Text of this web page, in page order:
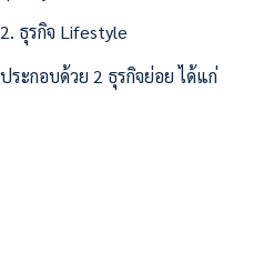
2. ธุรกิจ Lifestyle
ประกอบด้วย 2 ธุรกิจย่อย ได้แก่